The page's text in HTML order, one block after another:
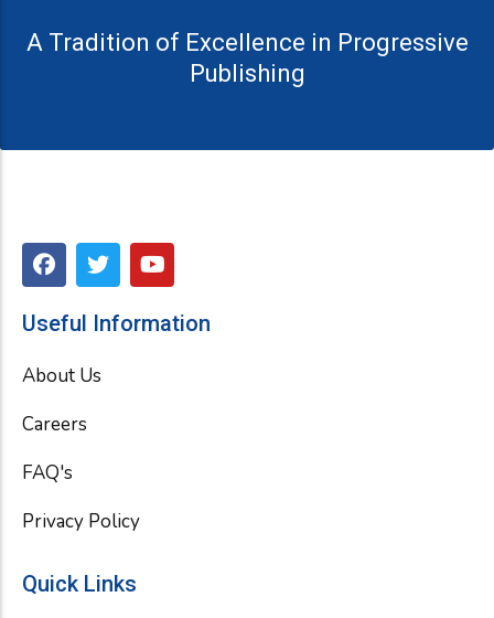
A Tradition of Excellence in Progressive
Publishing
F
a
e
o
T
w
t
r
Y
o
t
Useful Information
About Us
Careers
FAQ's
Privacy Policy
Quick Links